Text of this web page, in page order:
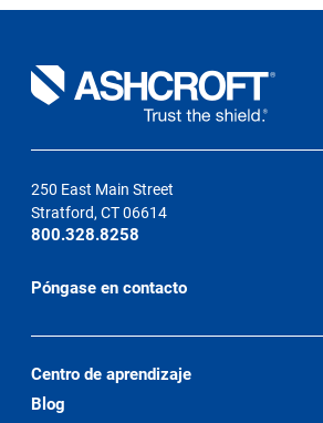
250 East Main Street
Stratford, CT 06614
800.328.8258
Póngase en contacto
Centro de aprendizaje
Blog